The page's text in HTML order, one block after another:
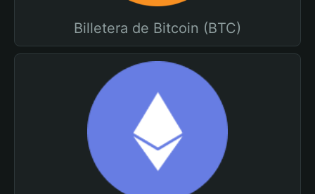
Billetera de Bitcoin (BTC)